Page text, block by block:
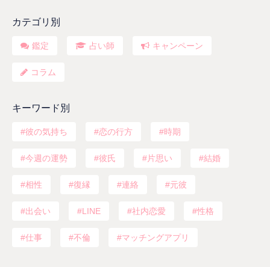
カテゴリ別
鑑定 占い師 キャンペーン
コラム
キーワード別
彼の気持ち 恋の行方 時期
今週の運勢 彼氏 片思い 結婚
相性 復縁 連絡 元彼
出会い LINE 社内恋愛 性格
仕事 不倫 マッチングアプリ